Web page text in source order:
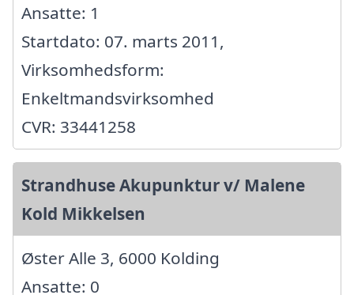
Ansatte: 1
Startdato: 07. marts 2011,
Virksomhedsform:
Enkeltmandsvirksomhed
CVR: 33441258
Strandhuse Akupunktur v/ Malene
Kold Mikkelsen
Øster Alle 3, 6000 Kolding
Ansatte: 0